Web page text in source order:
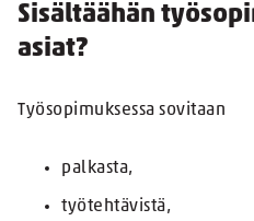
Sisältäähän
asiat?
Työsopimuksessa sovitaan
palkasta,
työtehtävistä,